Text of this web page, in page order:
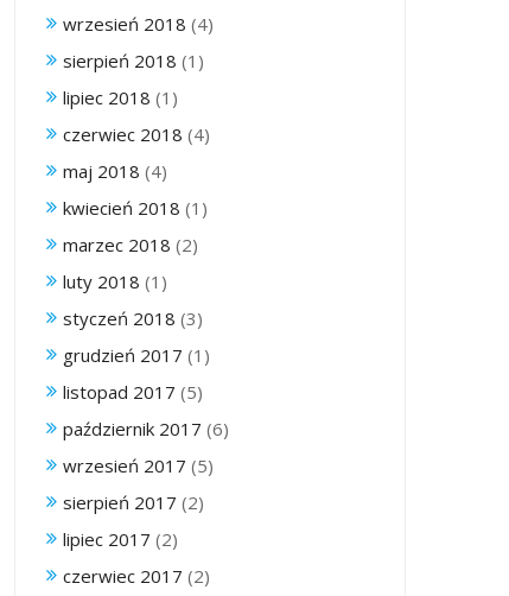
wrzesień 2018 (4)
sierpień 2018 (1)
lipiec 2018 (1)
czerwiec 2018 (4)
maj 2018 (4)
kwiecień 2018 (1)
marzec 2018 (2)
luty 2018 (1)
styczeń 2018 (3)
grudzień 2017 (1)
listopad 2017 (5)
październik 2017 (6)
wrzesień 2017 (5)
sierpień 2017 (2)
lipiec 2017 (2)
czerwiec 2017 (2)